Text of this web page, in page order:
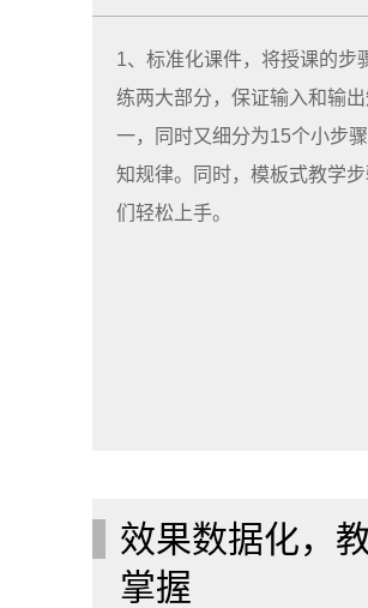
1、标准化课件，将授课的步
练两大部分，保证输入和输
一，同时又细分为15个小步
知规律。同时，模板式教学
们轻松上手。
效果数据化，
掌握